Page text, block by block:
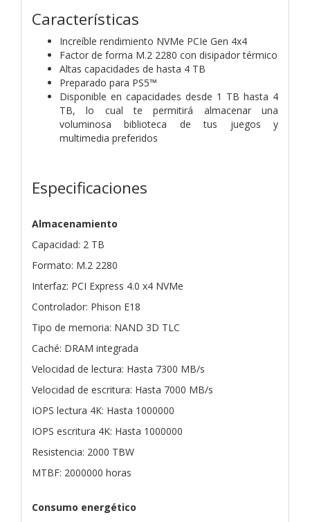
Características
Increíble rendimiento NVMe PCIe Gen 4x4
Factor de forma M.2 2280 con disipador térmico
Altas capacidades de hasta 4 TB
Preparado para PS5™
Disponible en capacidades desde 1 TB hasta 4
TB, lo cual te permitirá almacenar una
voluminosa biblioteca de tus juegos y
multimedia preferidos
Especificaciones
Almacenamiento
Capacidad: 2 TB
Formato: M.2 2280
Interfaz: PCI Express 4.0 x4 NVMe
Controlador: Phison E18
Tipo de memoria: NAND 3D TLC
Caché: DRAM integrada
Velocidad de lectura: Hasta 7300 MB/s
Velocidad de escritura: Hasta 7000 MB/s
IOPS lectura 4K: Hasta 1000000
IOPS escritura 4K: Hasta 1000000
Resistencia: 2000 TBW
MTBF: 2000000 horas
Consumo energético